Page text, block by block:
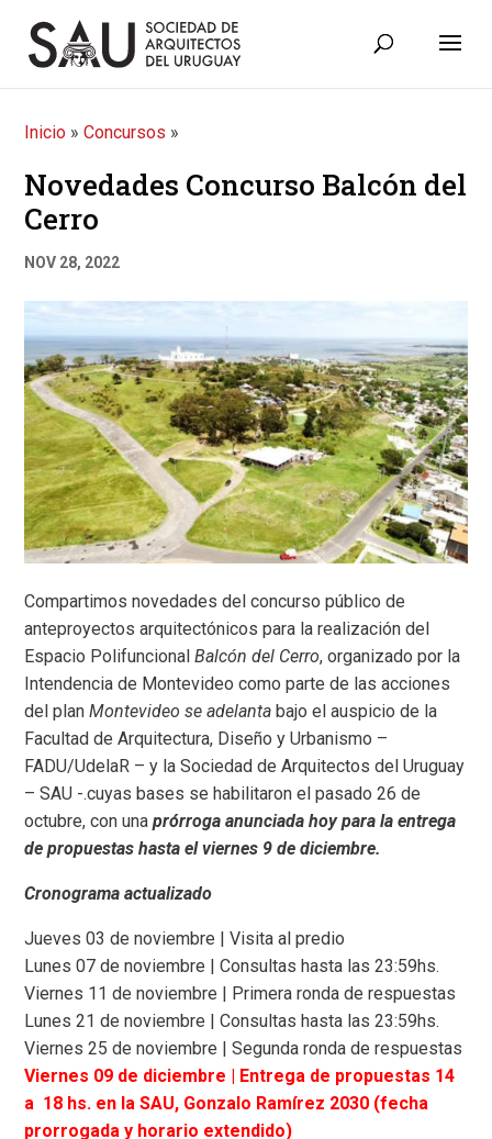
Inicio »Concursos »
Novedades Concurso Balcón del
Cerro
NOV 28, 2022
Compartimos novedades del concurso público de
anteproyectos arquitectónicos para la realización del
Espacio PolifuncionalBalcón del Cerro, organizado por la
Intendencia de Montevideo como parte de las acciones
del planMontevideo se adelantabajo el auspicio de la
Facultad de Arquitectura, Diseño y Urbanismo –
FADU/UdelaR – y la Sociedad de Arquitectos del Uruguay
– SAU -.cuyas bases se habilitaron el pasado 26 de
octubre, con unaprórroga anunciada hoy para la entrega
de propuestas hasta el viernes 9 de diciembre.
Cronograma actualizado
Jueves 03 de noviembre | Visita al predio
Lunes 07 de noviembre | Consultas hasta las 23:59hs.
Viernes 11 de noviembre | Primera ronda de respuestas
Lunes 21 de noviembre | Consultas hasta las 23:59hs.
Viernes 25 de noviembre | Segunda ronda de respuestas
Viernes 09 de diciembre | Entrega de propuestas 14
a 18 hs. en la SAU, Gonzalo Ramírez 2030 (fecha
prorrogada y horario extendido)